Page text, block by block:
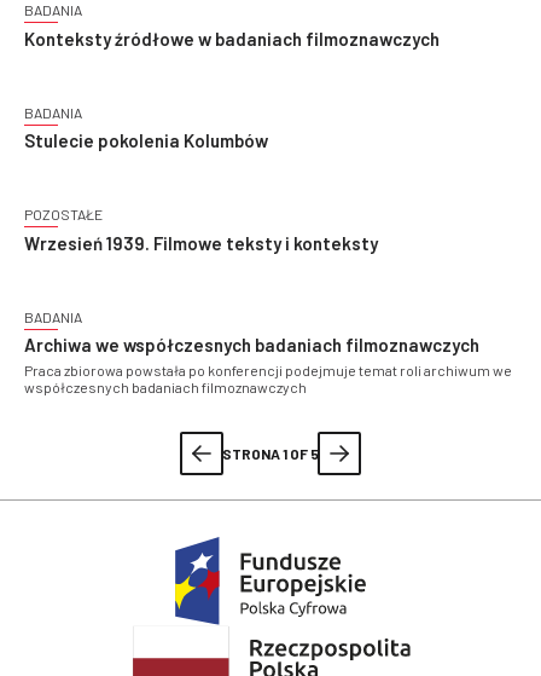
BADANIA
Konteksty źródłowe w badaniach filmoznawczych
BADANIA
Stulecie pokolenia Kolumbów
POZOSTAŁE
Wrzesień 1939. Filmowe teksty i konteksty
BADANIA
Archiwa we współczesnych badaniach filmoznawczych
Praca zbiorowa powstała po konferencji podejmuje temat roli archiwum we
współczesnych badaniach filmoznawczych
STRONA 1 OF 5